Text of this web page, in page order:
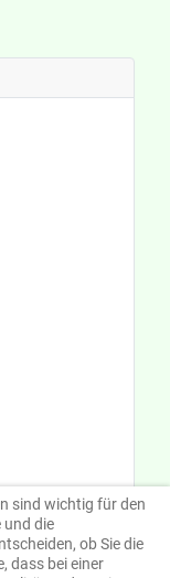
sind wichtig für den
und die
ob Sie die
dass bei einer